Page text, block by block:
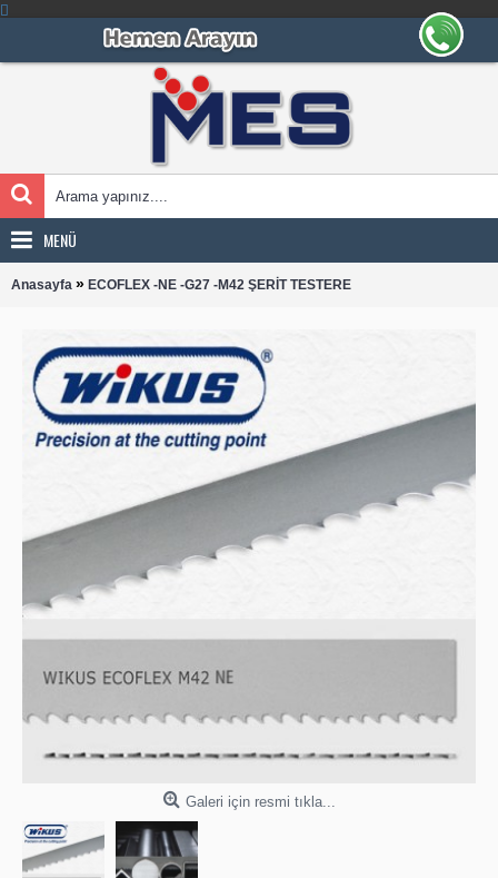
MENÜ
Anasayfa » ECOFLEX -NE -G27 -M42 ŞERİT TESTERE
Galeri için resmi tıkla...